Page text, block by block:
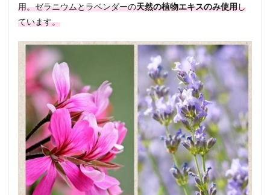
用。ゼラニウムとラベンダーの天然の植物エキスのみ使用し
ています。